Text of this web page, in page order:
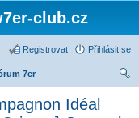
club.cz
Přihlásit se
Registrovat
7er
Idéal